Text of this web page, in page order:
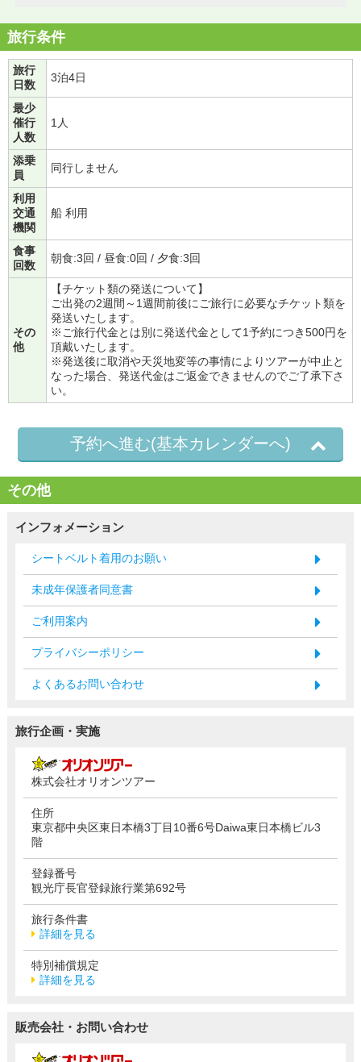
旅行条件
旅行
日数
3泊4日
最少
催行
人数
1人
添乗
員
同行しません
利用
交通
機関
船 利用
食事
回数
朝食:3回 / 昼食:0回 / 夕食:3回
その
他
【チケット類の発送について】
ご出発の2週間～1週間前後にご旅行に必要なチケット類を
発送いたします。
※ご旅行代金とは別に発送代金として1予約につき500円を
頂戴いたします。
※発送後に取消や天災地変等の事情によりツアーが中止と
なった場合、発送代金はご返金できませんのでご了承下さ
い。
予約へ進む(基本カレンダーへ)
その他
インフォメーション
シートベルト着用のお願い
未成年保護者同意書
ご利用案内
プライバシーポリシー
よくあるお問い合わせ
旅行企画・実施
株式会社オリオンツアー
住所
東京都中央区東日本橋3丁目10番6号Daiwa東日本橋ビル3
階
登録番号
観光庁長官登録旅行業第692号
旅行条件書
詳細を見る
特別補償規定
詳細を見る
販売会社・お問い合わせ